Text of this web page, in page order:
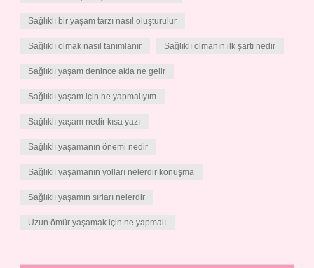
Sağlıklı bir yaşam tarzı nasıl oluşturulur
Sağlıklı olmak nasıl tanımlanır Sağlıklı olmanın ilk şartı nedir
Sağlıklı yaşam denince akla ne gelir
Sağlıklı yaşam için ne yapmalıyım
Sağlıklı yaşam nedir kısa yazı
Sağlıklı yaşamanın önemi nedir
Sağlıklı yaşamanın yolları nelerdir konuşma
Sağlıklı yaşamın sırları nelerdir
Uzun ömür yaşamak için ne yapmalı